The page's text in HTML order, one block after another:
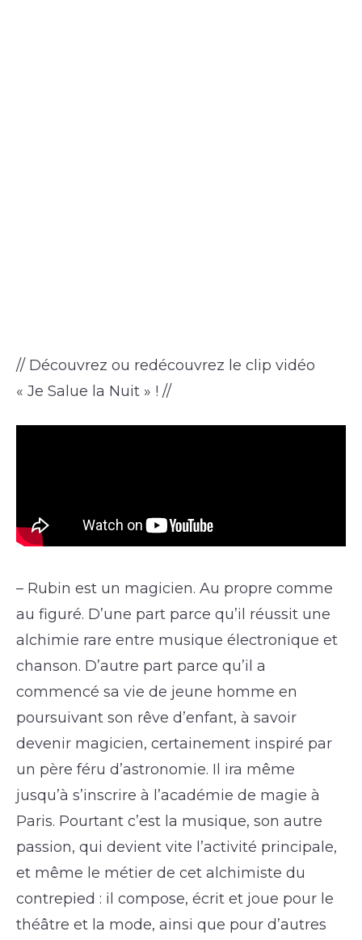
// Découvrez ou redécouvrez le clip vidéo
« Je Salue la Nuit » ! //
– Rubin est un magicien. Au propre comme
au figuré. D’une part parce qu’il réussit une
alchimie rare entre musique électronique et
chanson. D’autre part parce qu’il a
commencé sa vie de jeune homme en
poursuivant son rêve d’enfant, à savoir
devenir magicien, certainement inspiré par
un père féru d’astronomie. Il ira même
jusqu’à s’inscrire à l’académie de magie à
Paris. Pourtant c’est la musique, son autre
passion, qui devient vite l’activité principale,
et même le métier de cet alchimiste du
contrepied : il compose, écrit et joue pour le
théâtre et la mode, ainsi que pour d’autres